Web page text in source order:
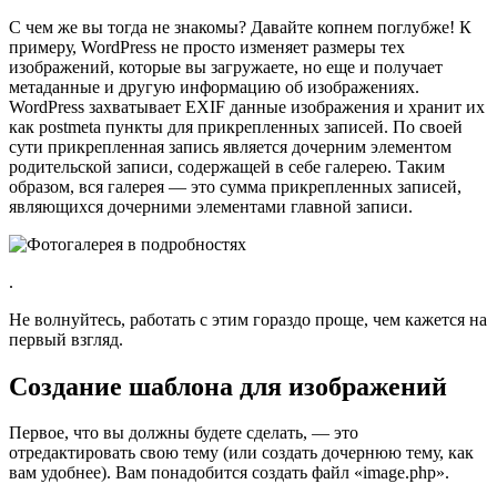
С чем же вы тогда не знакомы? Давайте копнем поглубже! К
примеру, WordPress не просто изменяет размеры тех
изображений, которые вы загружаете, но еще и получает
метаданные и другую информацию об изображениях.
WordPress захватывает EXIF данные изображения и хранит их
как postmeta пункты для прикрепленных записей. По своей
сути прикрепленная запись является дочерним элементом
родительской записи, содержащей в себе галерею. Таким
образом, вся галерея — это сумма прикрепленных записей,
являющихся дочерними элементами главной записи.
.
Не волнуйтесь, работать с этим гораздо проще, чем кажется на
первый взгляд.
Создание шаблона для изображений
Первое, что вы должны будете сделать, — это
отредактировать свою тему (или создать дочернюю тему, как
вам удобнее). Вам понадобится создать файл «image.php».